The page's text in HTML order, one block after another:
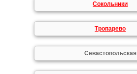
Сокольники
Тропарево
Севастопольская